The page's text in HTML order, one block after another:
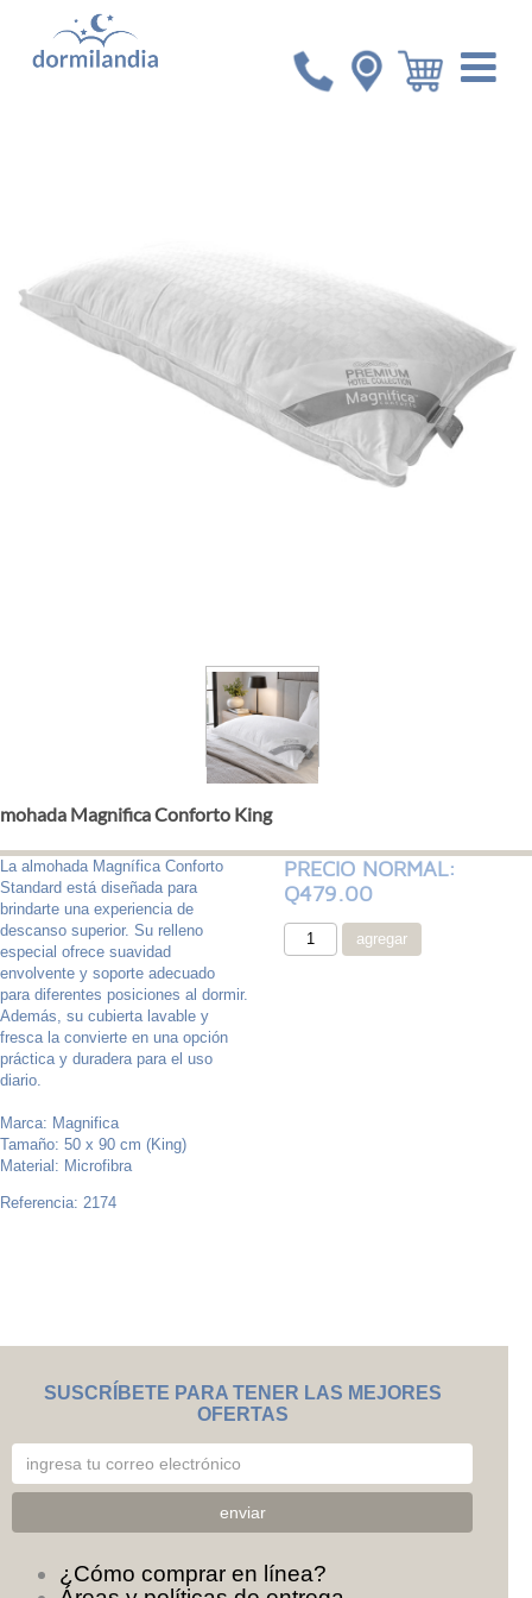
Inicio Accesorios Almohada Magnifica Conforto King
Magnifica Conforto King
La almohada Magnífica Conforto
Standard está diseñada para
brindarte una experiencia de
descanso superior. Su relleno
especial ofrece suavidad
envolvente y soporte adecuado
para diferentes posiciones al dormir.
Además, su cubierta lavable y
fresca la convierte en una opción
práctica y duradera para el uso
diario.
Marca: Magnifica
Tamaño: 50 x 90 cm (King)
Material: Microfibra
Referencia: 2174
PRECIO NORMAL:
Q479.00
SUSCRÍBETE PARA TENER LAS MEJORES
OFERTAS
¿Cómo comprar en línea?